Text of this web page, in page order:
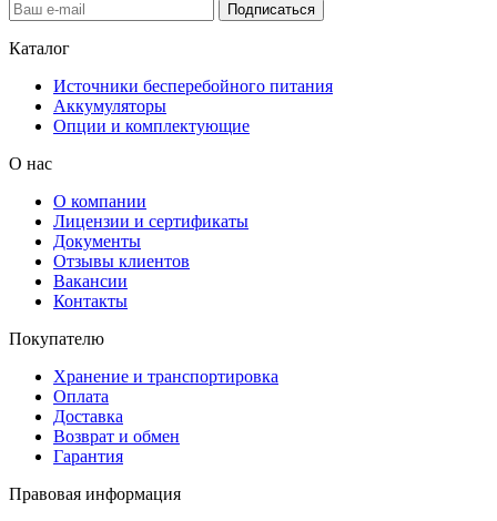
Подписаться
Каталог
Источники бесперебойного питания
Аккумуляторы
Опции и комплектующие
О нас
О компании
Лицензии и сертификаты
Документы
Отзывы клиентов
Вакансии
Контакты
Покупателю
Хранение и транспортировка
Оплата
Доставка
Возврат и обмен
Гарантия
Правовая информация